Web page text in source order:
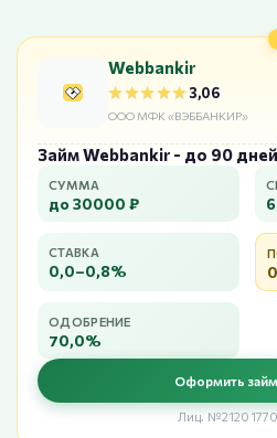
Webbankir
★★★★★
★★★★★3,06
ООО МФК «ВЭББАНКИР»
Займ Webbankir - до 90 дней
СУММА
до 30000 ₽
СТАВКА
0,0–0,8%
ОДОБРЕНИЕ
70,0%
Оформить займ
Лиц.